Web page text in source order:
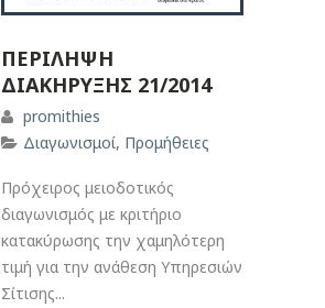
ΠΕΡΙΛΗΨΗ
ΔΙΑΚΗΡΥΞΗΣ 21/2014
promithies
Διαγωνισμοί, Προμήθειες
Πρόχειρος μειοδοτικός
διαγωνισμός με κριτήριο
κατακύρωσης την χαμηλότερη
τιμή για την ανάθεση Υπηρεσιών
Σίτισης...